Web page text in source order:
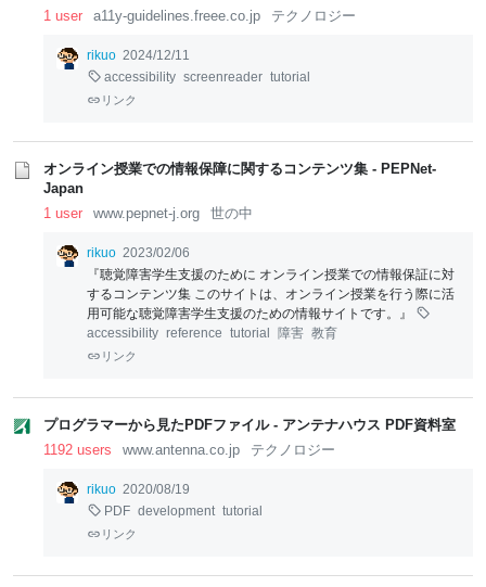
1 user
a11y-guidelines.freee.co.jp テクノロジー
rikuo 2024/12/11
accessibility screenreader tutorial
リンク
オンライン授業での情報保障に関するコンテンツ集 - PEPNet-
Japan
1 user
www.pepnet-j.org 世の中
rikuo 2023/02/06
『聴覚障害学生支援のために オンライン授業での情報保証に対
するコンテンツ集 このサイトは、オンライン授業を行う際に活
用可能な聴覚障害学生支援のための情報サイトです。』
accessibility reference tutorial 障害 教育
リンク
プログラマーから見たPDFファイル - アンテナハウス PDF資料室
1192 users
www.antenna.co.jp テクノロジー
rikuo 2020/08/19
PDF development tutorial
リンク